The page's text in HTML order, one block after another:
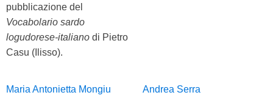
pubblicazione del
Vocabolario sardo
logudorese-italiano di Pietro
Casu (Ilisso).
Maria Antonietta Mongiu Andrea Serra